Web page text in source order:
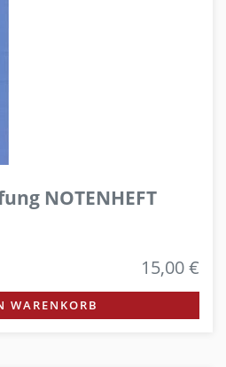
NOTENHEFT
15,00 €
WARENKORB